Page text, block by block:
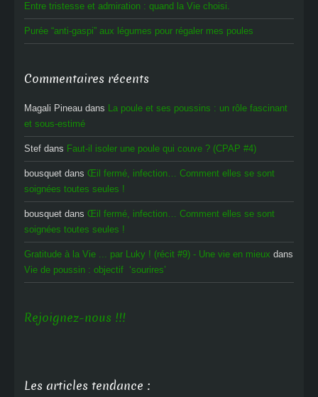
Entre tristesse et admiration : quand la Vie choisi.
Purée “anti-gaspi” aux légumes pour régaler mes poules
Commentaires récents
Magali Pineau dans La poule et ses poussins : un rôle fascinant
et sous-estimé
Stef dans Faut-il isoler une poule qui couve ? (CPAP #4)
bousquet dans Œil fermé, infection… Comment elles se sont
soignées toutes seules !
bousquet dans Œil fermé, infection… Comment elles se sont
soignées toutes seules !
Gratitude à la Vie ... par Luky ! (récit #9) - Une vie en mieux dans
Vie de poussin : objectif ‘sourires’
Rejoignez-nous !!!
Les articles tendance :